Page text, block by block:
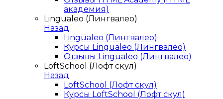
академия)
Lingualeo (Лингвалео)
Назад
Lingualeo (Лингвалео)
Курсы Lingualeo (Лингвалео)
Отзывы Lingualeo (Лингвалео)
LoftSchool (Лофт скул)
Назад
LoftSchool (Лофт скул)
Курсы LoftSchool (Лофт скул)